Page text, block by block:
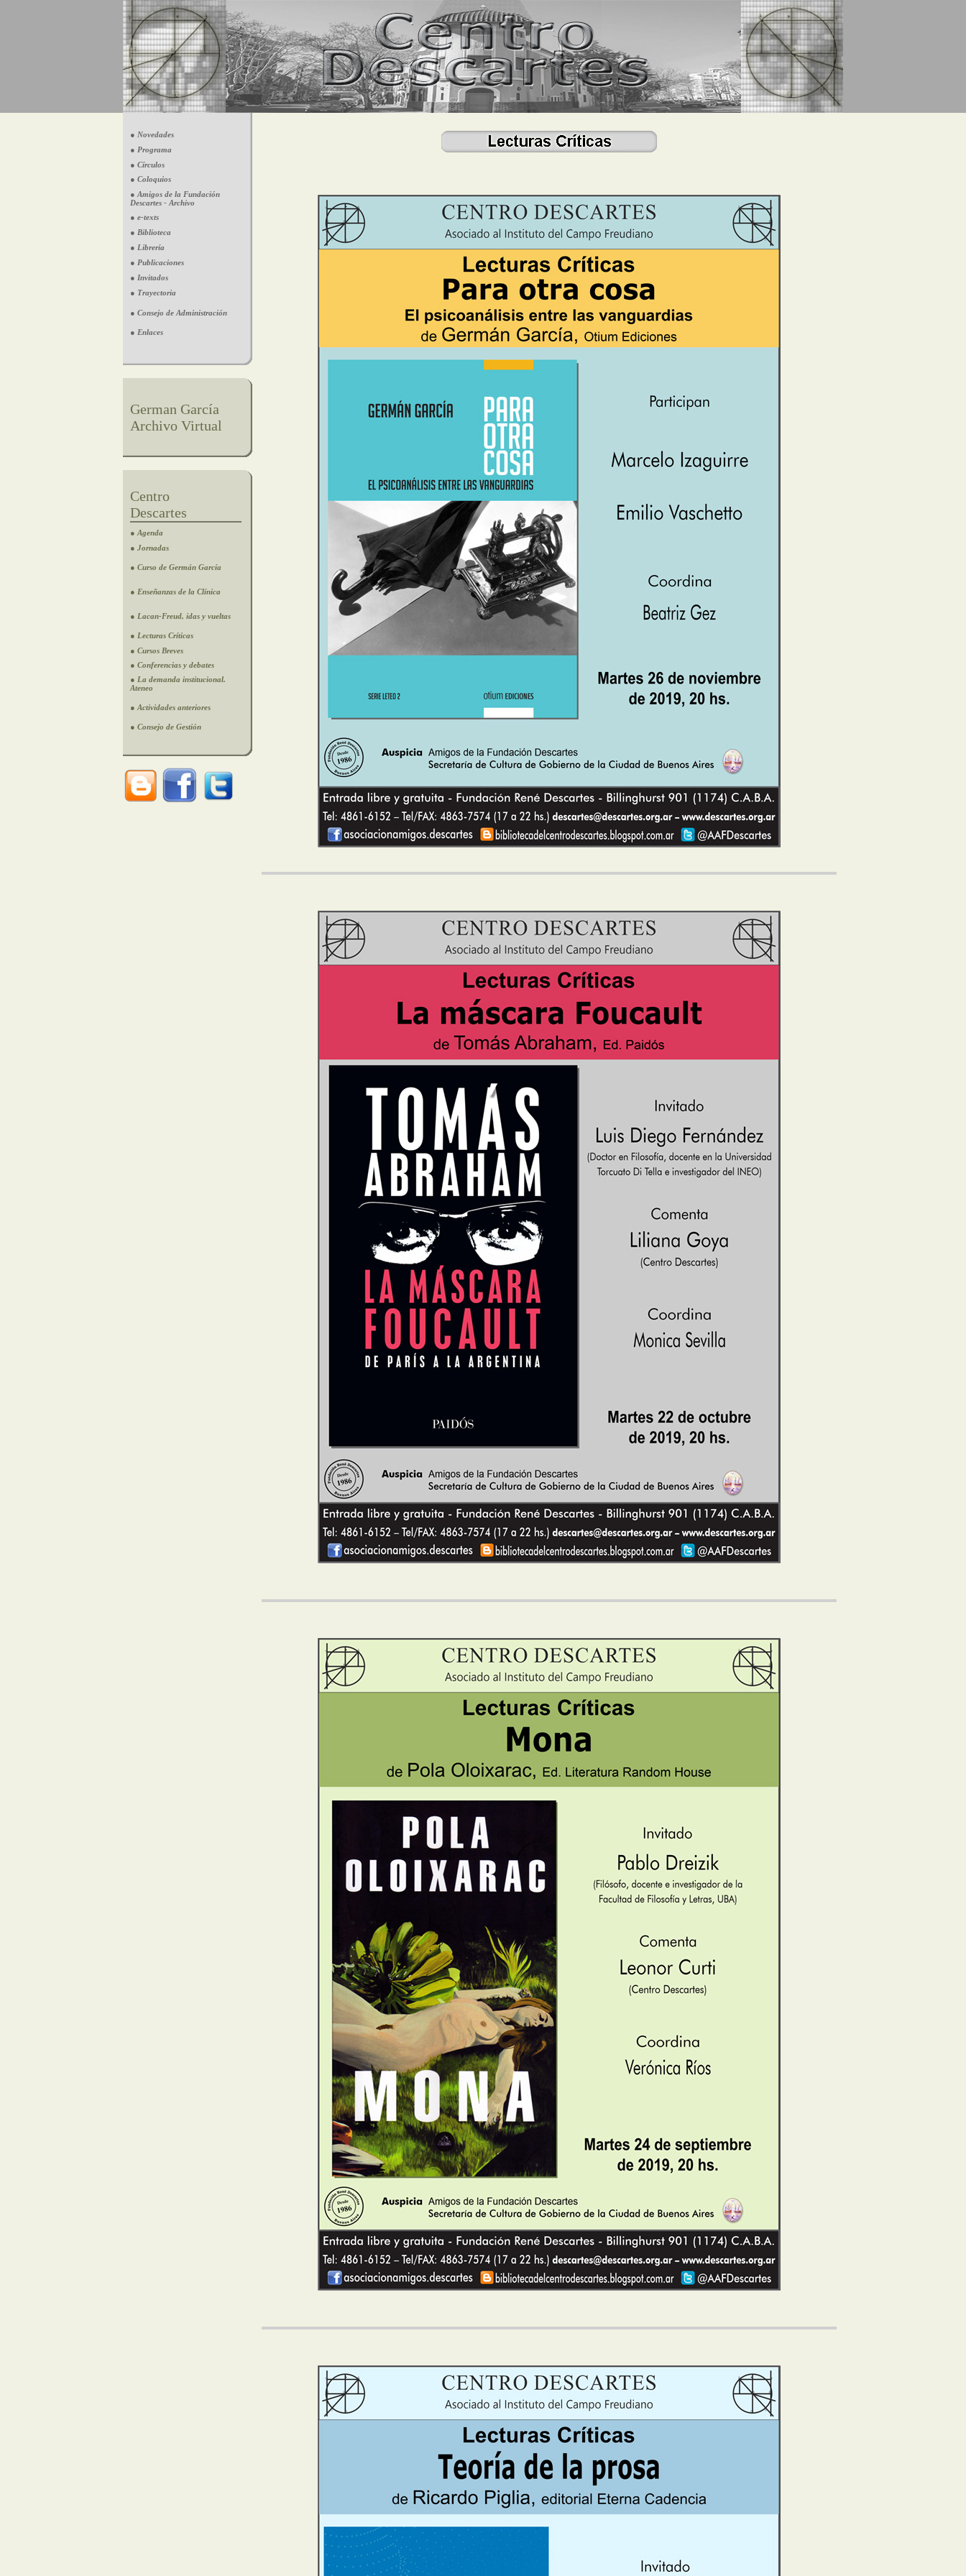
● Novedades
● Programa
● Círculos
● Coloquios
● Amigos de la Fundación
Descartes - Archivo
● e-texts
● Biblioteca
● Librería
● Publicaciones
● Invitados
● Trayectoria
● Consejo de Administración
● Enlaces
German García
Archivo Virtual
Centro
Descartes
● Agenda
● Jornadas
● Curso de Germán García
● Enseñanzas de la Clínica
● Lacan-Freud, idas y vueltas
● Lecturas Críticas
● Cursos Breves
● Conferencias y debates
● La demanda institucional.
Ateneo
● Actividades anteriores
● Consejo de Gestión